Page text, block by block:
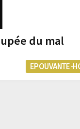
du mal
EPOUVANTE-